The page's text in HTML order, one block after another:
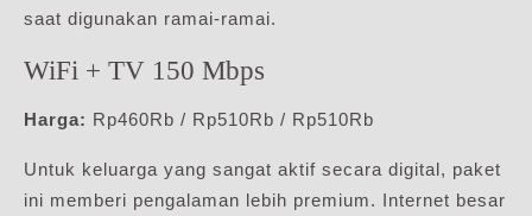
saat digunakan ramai-ramai.
WiFi + TV 150 Mbps
Harga: Rp460Rb / Rp510Rb / Rp510Rb
Untuk keluarga yang sangat aktif secara digital, paket
ini memberi pengalaman lebih premium. Internet besar